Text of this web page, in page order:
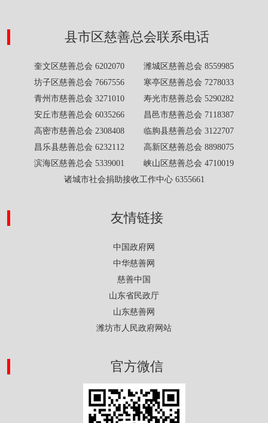
县市区慈善总会联系电话
奎文区慈善总会 6202070 潍城区慈善总会 8559985
坊子区慈善总会 7667556 寒亭区慈善总会 7278033
青州市慈善总会 3271010 寿光市慈善总会 5290282
安丘市慈善总会 6035266 昌邑市慈善总会 7118387
高密市慈善总会 2308408 临朐县慈善总会 3122707
昌乐县慈善总会 6232112 高新区慈善总会 8898075
滨海区慈善总会 5339001 峡山区慈善总会 4710019
诸城市社会捐助接收工作中心 6355661
友情链接
中国政府网
中华慈善网
慈善中国
山东省民政厅
山东慈善网
潍坊市人民政府网站
官方微信